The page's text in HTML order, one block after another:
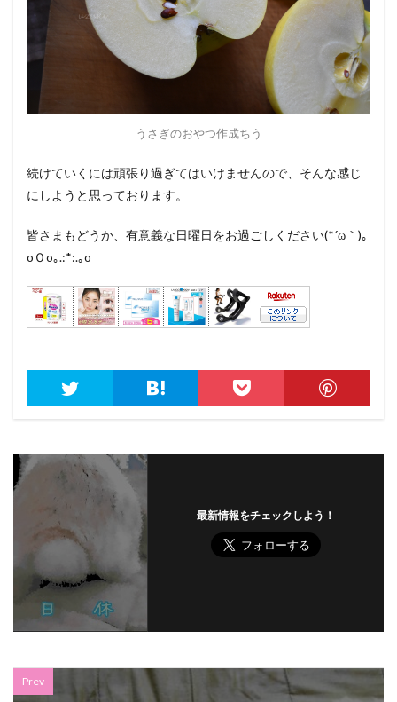
うさぎのおやつ作成ちう
続けていくには頑張り過ぎてはいけませんので、そんな感じ
にしようと思っております。
皆さまもどうか、有意義な日曜日をお過ごしください(*´ω｀)｡
oＯo｡.:*:.｡o
最新情報をチェックしよう！
Prev